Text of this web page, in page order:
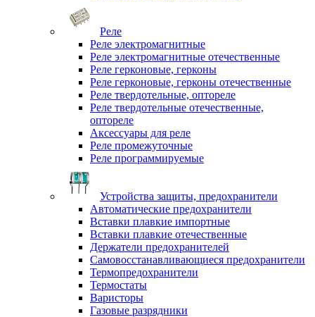
Реле
Реле электромагнитные
Реле электромагнитные отечественные
Реле герконовые, герконы
Реле герконовые, герконы отечественные
Реле твердотельные, оптореле
Реле твердотельные отечественные,
оптореле
Аксессуары для реле
Реле промежуточные
Реле программируемые
Устройства защиты, предохранители
Автоматические предохранители
Вставки плавкие импортные
Вставки плавкие отечественные
Держатели предохранителей
Самовосстанавливающиеся предохранители
Термопредохранители
Термостаты
Варисторы
Газовые разрядники